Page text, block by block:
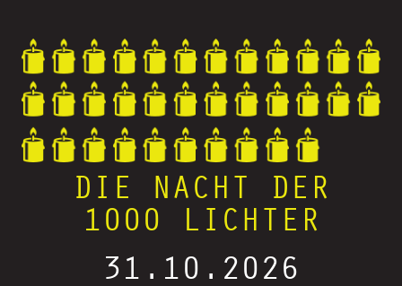
DIE NACHT DER
1000 LICHTER
31.10.2026